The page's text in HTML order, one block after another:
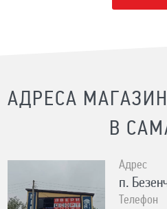
АДРЕСА
В
Адрес
п.
Телефон